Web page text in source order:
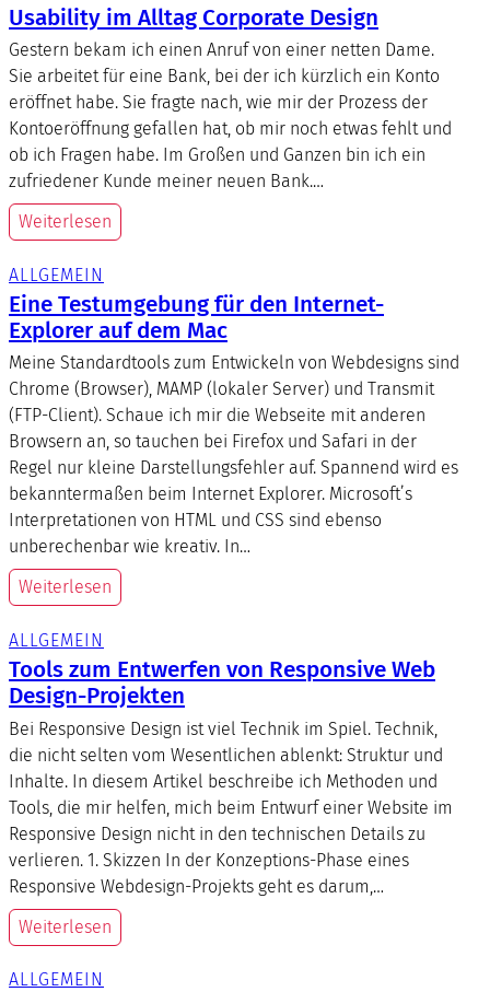
Usability im Alltag Corporate Design
Gestern bekam ich einen Anruf von einer netten Dame.
Sie arbeitet für eine Bank, bei der ich kürzlich ein Konto
eröffnet habe. Sie fragte nach, wie mir der Prozess der
Kontoeröffnung gefallen hat, ob mir noch etwas fehlt und
ob ich Fragen habe. Im Großen und Ganzen bin ich ein
zufriedener Kunde meiner neuen Bank.…
Weiterlesen
ALLGEMEIN
Eine Testumgebung für den Internet-
Explorer auf dem Mac
Meine Standardtools zum Entwickeln von Webdesigns sind
Chrome (Browser), MAMP (lokaler Server) und Transmit
(FTP-Client). Schaue ich mir die Webseite mit anderen
Browsern an, so tauchen bei Firefox und Safari in der
Regel nur kleine Darstellungsfehler auf. Spannend wird es
bekanntermaßen beim Internet Explorer. Microsoft’s
Interpretationen von HTML und CSS sind ebenso
unberechenbar wie kreativ. In…
Weiterlesen
ALLGEMEIN
Tools zum Entwerfen von Responsive Web
Design-Projekten
Bei Responsive Design ist viel Technik im Spiel. Technik,
die nicht selten vom Wesentlichen ablenkt: Struktur und
Inhalte. In diesem Artikel beschreibe ich Methoden und
Tools, die mir helfen, mich beim Entwurf einer Website im
Responsive Design nicht in den technischen Details zu
verlieren. 1. Skizzen In der Konzeptions-Phase eines
Responsive Webdesign-Projekts geht es darum,…
Weiterlesen
ALLGEMEIN